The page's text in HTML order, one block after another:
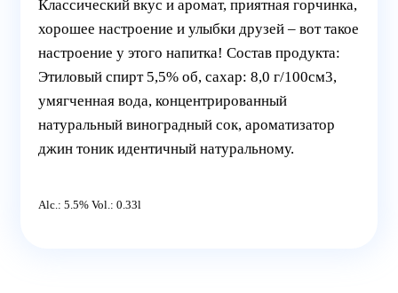
Классический вкус и аромат, приятная горчинка,
хорошее настроение и улыбки друзей – вот такое
настроение у этого напитка! Состав продукта:
Этиловый спирт 5,5% об, cахар: 8,0 г/100см3,
умягченная вода, концентрированный
натуральный виноградный сок, ароматизатор
джин тоник идентичный натуральному.
Alc.: 5.5% Vol.: 0.33l